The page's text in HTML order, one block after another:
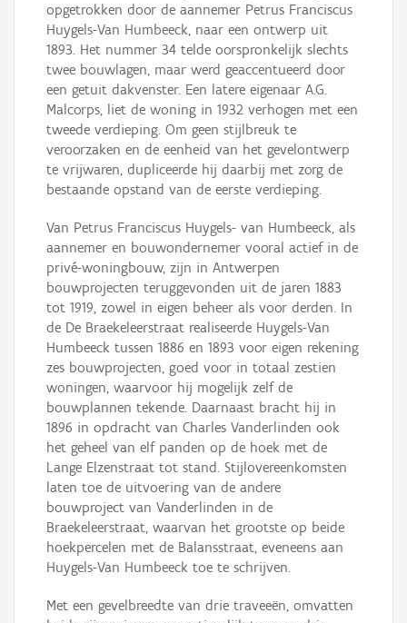
opgetrokken door de aannemer Petrus Franciscus
Huygels-Van Humbeeck, naar een ontwerp uit
1893. Het nummer 34 telde oorspronkelijk slechts
twee bouwlagen, maar werd geaccentueerd door
een getuit dakvenster. Een latere eigenaar A.G.
Malcorps, liet de woning in 1932 verhogen met een
tweede verdieping. Om geen stijlbreuk te
veroorzaken en de eenheid van het gevelontwerp
te vrijwaren, dupliceerde hij daarbij met zorg de
bestaande opstand van de eerste verdieping.
Van Petrus Franciscus Huygels- van Humbeeck, als
aannemer en bouwondernemer vooral actief in de
privé-woningbouw, zijn in Antwerpen
bouwprojecten teruggevonden uit de jaren 1883
tot 1919, zowel in eigen beheer als voor derden. In
de De Braekeleerstraat realiseerde Huygels-Van
Humbeeck tussen 1886 en 1893 voor eigen rekening
zes bouwprojecten, goed voor in totaal zestien
woningen, waarvoor hij mogelijk zelf de
bouwplannen tekende. Daarnaast bracht hij in
1896 in opdracht van Charles Vanderlinden ook
het geheel van elf panden op de hoek met de
Lange Elzenstraat tot stand. Stijlovereenkomsten
laten toe de uitvoering van de andere
bouwproject van Vanderlinden in de
Braekeleerstraat, waarvan het grootste op beide
hoekpercelen met de Balansstraat, eveneens aan
Huygels-Van Humbeeck toe te schrijven.
Met een gevelbreedte van drie traveeën, omvatten